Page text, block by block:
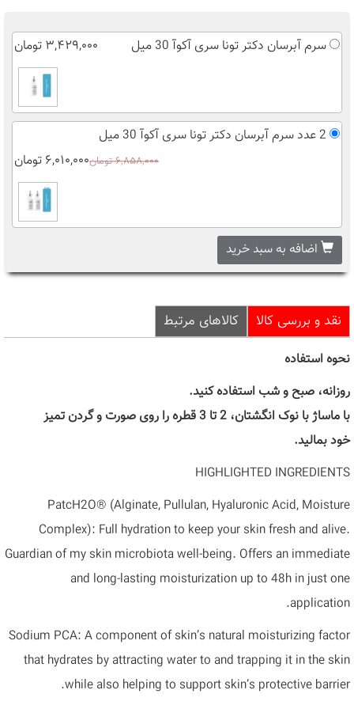
سرم آبرسان دکتر تونا سری آکوآ 30 میل ۳,۴۲۹,۰۰۰ تومان
۶,۸۵۸,۰۰۰ تومان ۶,۰۱۰,۰۰۰ تومان
اضافه به سبد خرید
نقد و بررسی کالا کالاهای مرتبط
نحوه استفاده
روزانه، صبح و شب استفاده کنید.
با ماساژ با نوک انگشتان، 2 تا 3 قطره را روی صورت و گردن تمیز
خود بمالید.
HIGHLIGHTED INGREDIENTS
PatcH2O® (Alginate, Pullulan, Hyaluronic Acid, Moisture
Complex): Full hydration to keep your skin fresh and alive.
Guardian of my skin microbiota well-being. Offers an immediate
and long-lasting moisturization up to 48h in just one
application.
Sodium PCA: A component of skin’s natural moisturizing factor
that hydrates by attracting water to and trapping it in the skin
while also helping to support skin’s protective barrier.